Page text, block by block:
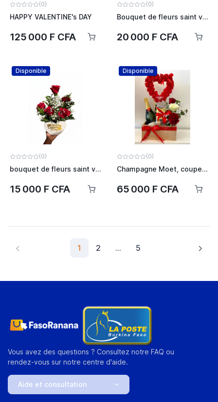
(0)
HAPPY VALENTINE's DAY
125 000 F CFA
(0)
Bouquet de fleurs saint valentin
20 000 F CFA
Disponible
(0)
bouquet de fleurs saint valentin
15 000 F CFA
Disponible
(0)
Champagne Moet, coupe de champagne, roses, chocolat
65 000 F CFA
1 2 ... 5
Vous avez des questions ? Consultez notre FAQ ou
rendez-vous sur notre centre d'aide.
Aide et consultation